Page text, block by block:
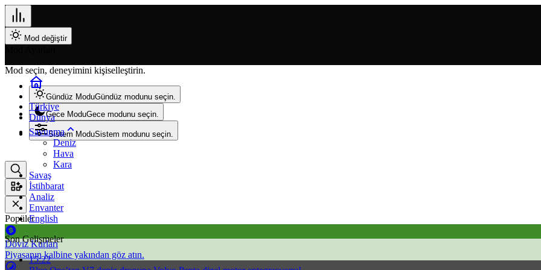
Mod değiştir
Mod seçin, deneyimini kişiselleştirin.
Gündüz ModuGündüz modunu seçin.
Gece ModuGece modunu seçin.
Sistem ModuSistem modunu seçin.
Popüler
Döviz Kurları
Piyasanın kalbine yakından göz atın.
Türkiye
Dünya
Savunma
Deniz
Hava
Kara
Savaş
İstihbarat
Analiz
Envanter
English
Son Gelişmeler
15:22